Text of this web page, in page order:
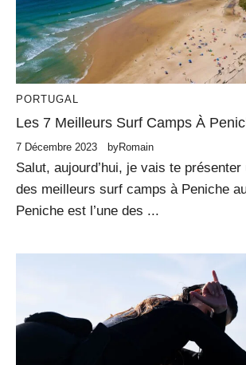
PORTUGAL
Les 7 Meilleurs Surf Camps À
7 Décembre 2023 byRomain
Salut, aujourd’hui, je vais te
des meilleurs surf camps à Peniche
Peniche est l’une des ...